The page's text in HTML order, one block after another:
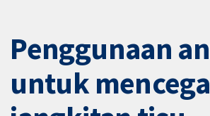
Penggunaan
untuk